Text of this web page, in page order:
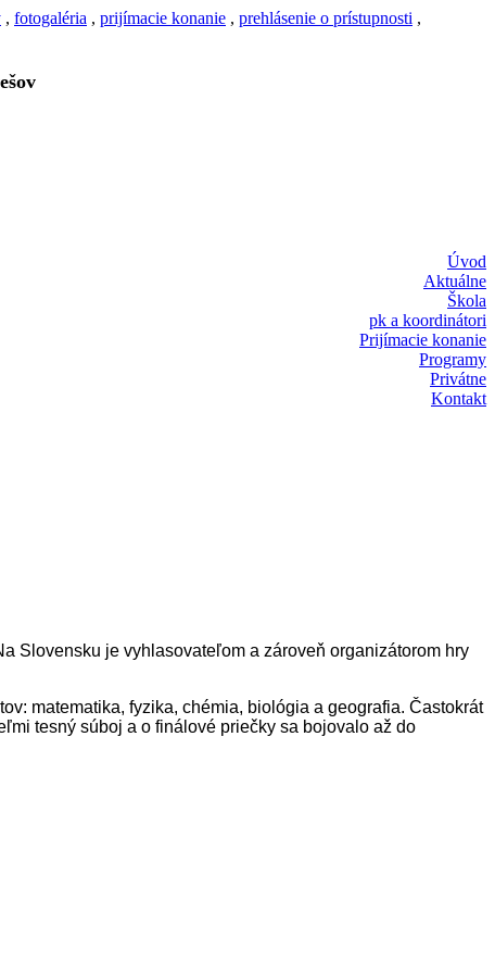
, fotogaléria , prijímacie konanie , prehlásenie o prístupnosti ,
Úvod
Aktuálne
Škola
pk a koordinátori
Prijímacie konanie
Programy
Privátne
Kontakt
Slovensku je vyhlasovateľom a zároveň organizátorom hry
matematika, fyzika, chémia, biológia a geografia. Častokrát
tesný súboj a o finálové priečky sa bojovalo až do